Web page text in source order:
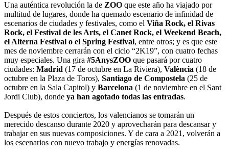
Una auténtica revolución la de ZOO que este año ha viajado por
multitud de lugares, donde ha quemado escenario de infinidad de
escenarios de ciudades y festivales, como el Viña Rock, el Rivas
Rock, el Festival de les Arts, el Canet Rock, el Weekend Beach,
el Alterna Festival o el Spring Festival, entre otros; y es que este
mes de noviembre cerrarán con el ciclo “2K19”, con cuatro fechas
muy especiales. Una gira #5AnysZOO que pasará por cuatro
ciudades: Madrid (17 de octubre en La Riviera), València (18 de
octubre en la Plaza de Toros), Santiago de Compostela (25 de
octubre en la Sala Capitol) y Barcelona (1 de noviembre en el Sant
Jordi Club), donde ya han agotado todas las entradas.
Después de estos conciertos, los valencianos se tomarán un
merecido descanso durante 2020 y aprovecharán para descansar y
trabajar en sus nuevas composiciones. Y de cara a 2021, volverán a
los escenarios con nuevo trabajo y energías renovadas.